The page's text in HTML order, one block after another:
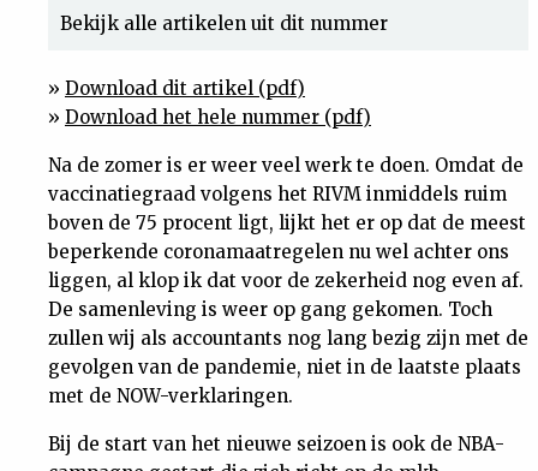
Cijfers
Tuchtrecht
Magazine
Podcast
Dossiers
Nieuwsbrief
Contact
Bekijk alle artikelen uit dit nummer
» Download dit artikel (pdf)
» Download het hele nummer (pdf)
Na de zomer is er weer veel werk te doen. Omdat de
vaccinatiegraad volgens het RIVM inmiddels ruim
boven de 75 procent ligt, lijkt het er op dat de meest
beperkende coronamaatregelen nu wel achter ons
liggen, al klop ik dat voor de zekerheid nog even af.
De samenleving is weer op gang gekomen. Toch
zullen wij als accountants nog lang bezig zijn met de
gevolgen van de pandemie, niet in de laatste plaats
met de NOW-verklaringen.
Bij de start van het nieuwe seizoen is ook de NBA-